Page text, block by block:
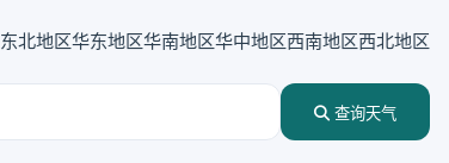
东北地区华东地区华南地区华中地区西南地区西北地区
查询天气